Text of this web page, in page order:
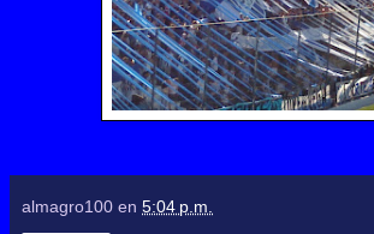
almagro100 en 5:04 p.m.